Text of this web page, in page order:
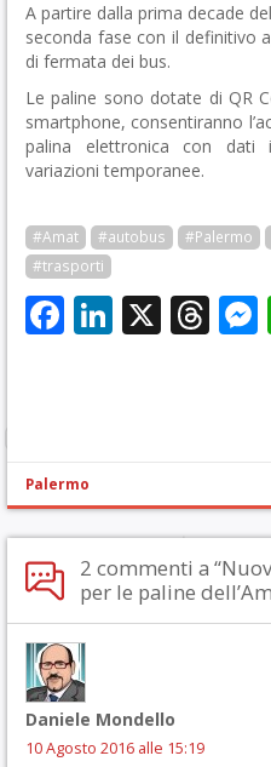
A partire dalla prima decade
seconda fase con il definitivo
di fermata dei bus.
Le paline sono dotate di QR
smartphone, consentiranno
palina elettronica con dati
variazioni temporanee.
#Amat #autobus #Palermo
#trasporti
Facebook
LinkedIn
X
Palermo
2 commenti a
per le paline
Daniele Mondello
10 Agosto 2016 alle 15:19